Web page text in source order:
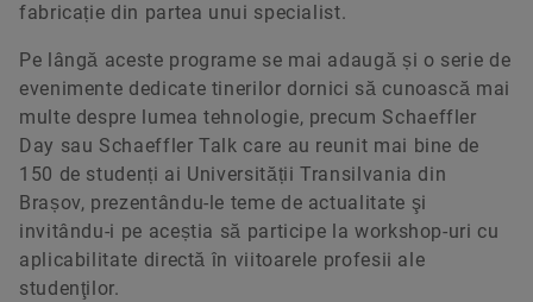
fabricație din partea unui specialist.
Pe lângă aceste programe se mai adaugă și o serie de
evenimente dedicate tinerilor dornici să cunoască mai
multe despre lumea tehnologie, precum Schaeffler
Day sau Schaeffler Talk care au reunit mai bine de
150 de studenți ai Universității Transilvania din
Brașov, prezentându-le teme de actualitate şi
invitându-i pe aceștia să participe la workshop-uri cu
aplicabilitate directă în viitoarele profesii ale
studenţilor.